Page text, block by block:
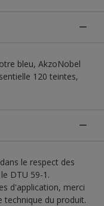
bleu, AkzoNobel
120 teintes,
le respect des
DTU 59-1.
d'application, merci
technique du produit.